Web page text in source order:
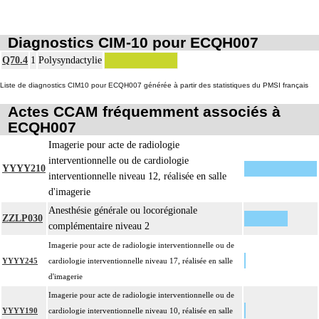
4
thoracotomie latérale, thoracotomie postérieure.
La circulation extracorporelle [CEC] pour acte intrathoracique inclut, pour le
- décision de l'indication et choix de la technique
- pose et ablation des canules
- choix du niveau d'hypothermie
- choix du débit de CEC
- décision d'arrêt circulatoire
- définition des protocoles de remplissage
- décision d'assistance circulatoire.
Le pontage artériel inclut la thromboendartériectomie de contigüité.
Les actes sur le thorax, par thoracoscopie incluent l'évacuation de collection
4
Les actes sur le thorax, par thoracotomie incluent l'évacuation de collection
Diagnostics CIM-10 pour ECQH007
Q70.4 1 Polysyndactylie
Liste de diagnostics CIM10 pour ECQH007 générée à partir des statistiques du PMSI français
Actes CCAM fréquemment associés à
ECQH007
YYYY210
Imagerie pour acte de radiologie
interventionnelle ou de cardiologie
interventionnelle niveau 12, réalisée en salle
d'imagerie
ZZLP030
Anesthésie générale ou locorégionale
complémentaire niveau 2
YYYY245
Imagerie pour acte de radiologie interventionnelle ou de
cardiologie interventionnelle niveau 17, réalisée en salle
d'imagerie
YYYY190
Imagerie pour acte de radiologie interventionnelle ou de
cardiologie interventionnelle niveau 10, réalisée en salle